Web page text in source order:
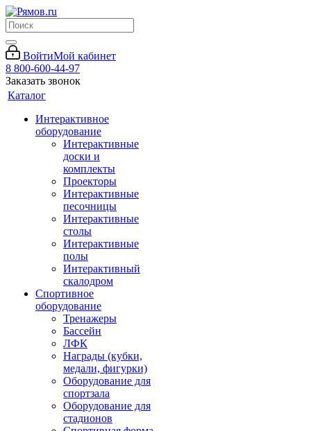
ВойтиМой кабинет
8 800-600-44-97
Заказать звонок
Каталог
Интерактивное
оборудование
Интерактивные
доски и
комплекты
Проекторы
Интерактивные
песочницы
Интерактивные
столы
Интерактивные
полы
Интерактивный
скалодром
Спортивное
оборудование
Тренажеры
Бассейн
ЛФК
Награды (кубки,
медали, фигурки)
Оборудование для
спортзала
Оборудование для
стадионов